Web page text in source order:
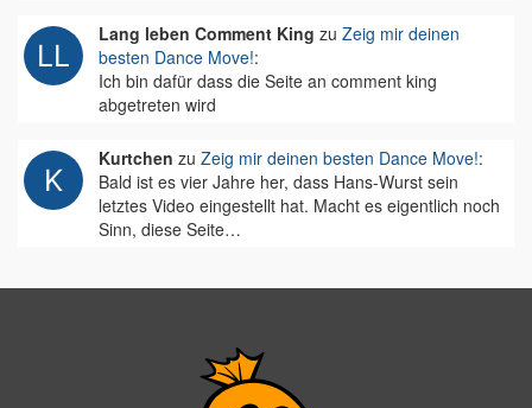
Lang leben Comment King zu Zeig mir deinen
besten Dance Move!:
Ich bin dafür dass die Seite an comment king
abgetreten wird
Kurtchen zu Zeig mir deinen besten Dance Move!:
Bald ist es vier Jahre her, dass Hans-Wurst sein
letztes Video eingestellt hat. Macht es eigentlich noch
Sinn, diese Seite…